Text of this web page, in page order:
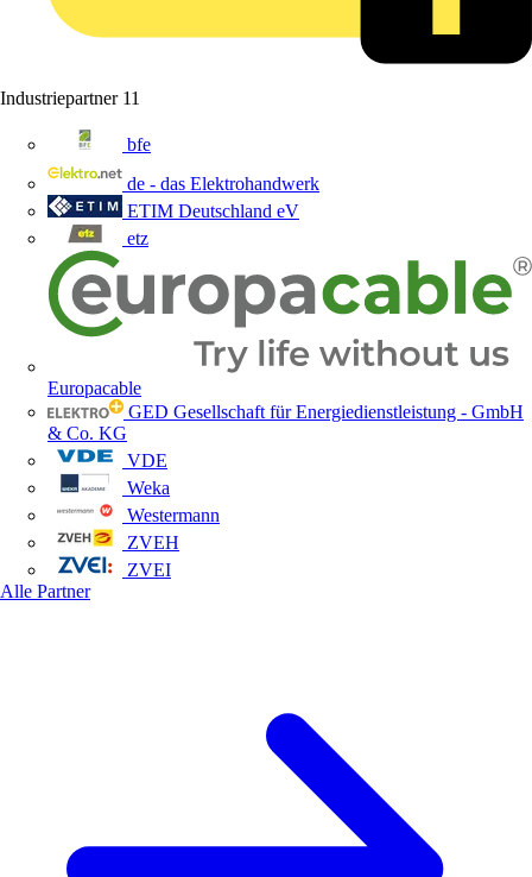
Industriepartner 11
bfe
de - das Elektrohandwerk
ETIM Deutschland eV
etz
Europacable
GED Gesellschaft für Energiedienstleistung - GmbH
& Co. KG
VDE
Weka
Westermann
ZVEH
ZVEI
Alle Partner